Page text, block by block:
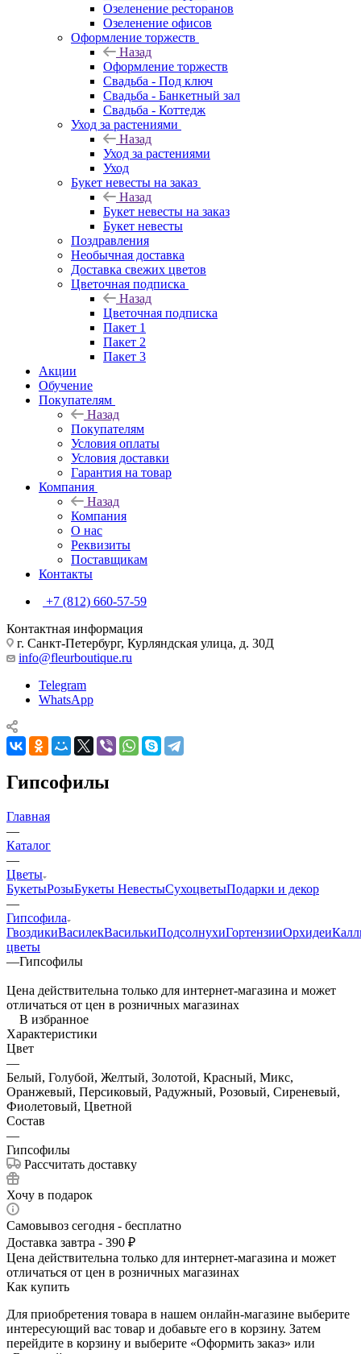
Озеленение ресторанов
Озеленение офисов
Оформление торжеств
Назад
Оформление торжеств
Свадьба - Под ключ
Свадьба - Банкетный зал
Свадьба - Коттедж
Уход за растениями
Назад
Уход за растениями
Уход
Букет невесты на заказ
Назад
Букет невесты на заказ
Букет невесты
Поздравления
Необычная доставка
Доставка свежих цветов
Цветочная подписка
Назад
Цветочная подписка
Пакет 1
Пакет 2
Пакет 3
Акции
Обучение
Покупателям
Назад
Покупателям
Условия оплаты
Условия доставки
Гарантия на товар
Компания
Назад
Компания
О нас
Реквизиты
Поставщикам
Контакты
+7 (812) 660-57-59
Контактная информация
г. Санкт-Петербург, Курляндская улица, д. 30Д
info@fleurboutique.ru
Telegram
WhatsApp
Гипсофилы
Главная
—
Каталог
—
Цветы
БукетыРозыБукеты НевестыСухоцветыПодарки и декор
—
Гипсофила
ГвоздикиВасилекВасилькиПодсолнухиГортензииОрхидеи
цветы
—Гипсофилы
Цена действительна только для интернет-магазина и может
отличаться от цен в розничных магазинах
В избранное
Характеристики
Цвет
—
Белый, Голубой, Желтый, Золотой, Красный, Микс,
Оранжевый, Персиковый, Радужный, Розовый, Сиреневый,
Фиолетовый, Цветной
Состав
—
Гипсофилы
Рассчитать доставку
Хочу в подарок
Самовывоз сегодня - бесплатно
Доставка завтра - 390 ₽
Цена действительна только для интернет-магазина и может
отличаться от цен в розничных магазинах
Как купить
Для приобретения товара в нашем онлайн-магазине выберите
интересующий вас товар и добавьте его в корзину. Затем
перейдите в корзину и выберите «Оформить заказ» или